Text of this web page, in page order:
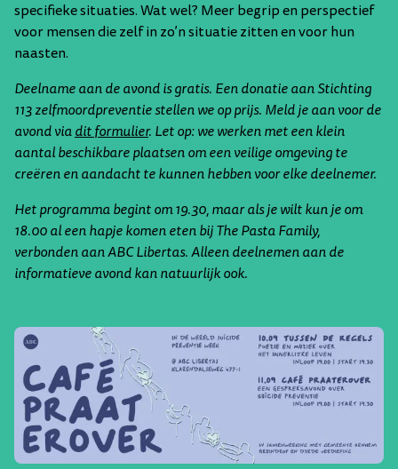
Locatie
Klarendalseweg 477-1, Arnhem
specifieke situaties. Wat wel? Meer begrip en perspectief
voor mensen die zelf in zo’n situatie zitten en voor hun
naasten.
Deelname aan de avond is gratis. Een donatie aan Stichting
113 zelfmoordpreventie stellen we op prijs. Meld je aan voor de
avond viadit formulier. Let op: we werken met een klein
aantal beschikbare plaatsen om een veilige omgeving te
creëren en aandacht te kunnen hebben voor elke deelnemer.
Het programma begint om 19.30, maar als je wilt kun je om
18.00 al een hapje komen eten bij The Pasta Family,
verbonden aan ABC Libertas.Alleen deelnemen aan de
informatieve avond kan natuurlijk ook.